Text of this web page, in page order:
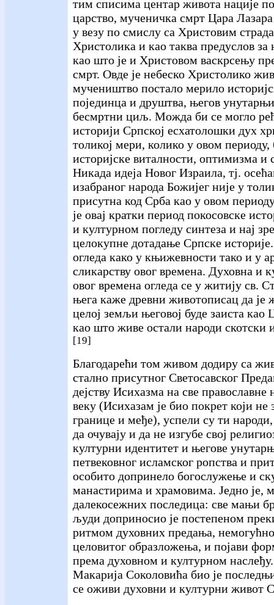
тим списима центар живота нације
царство, мученичка смрт Цара
у везу по смислу са Христовим
Христолика и као таква предуслов за
као што је и Христовом васкрсењу
смрт. Овде је небеско Христолико
мучеништво постало мерило
појединца и друштва, његов
бесмртни циљ. Можда би се могло
историји Српској есхатолошки дух
толикој мери, колико у овом периоду,
историјске виталности, оптимизма и
Никада идеја Новог Израила, тј.
изабраног народа Божијег није у
присутна код Срба као у овом
је овај кратки период покосовске
и културном погледу синтеза и нај
целокупне дотадање Српске
огледа како у књижевности тако и у
сликарству овог времена. Духовна и
овог времена огледа се у житију св.
њега каже древни животописац да је
целој земљи његовој буде заиста као
као што живе остали народи скотски
[19]
Благодарећи том живом додиру са
стално присутног Светосавског
дејству Исихазма на све
веку (Исихазам је био покрет који не
границе и међе), успели су ти
да очувају и да не изгубе свој
културни идентитет и његове
петвековног исламског ропства и
особито допринело богослужење и
манастирима и храмовима. Једно је,
далекосежних последица: све мањи
људи доприносио је постепеном
ритмом духовних предања,
целовитог образложења, и појави
према духовном и културном
Макарија Соколовића био је
се оживи духовни и културни живот